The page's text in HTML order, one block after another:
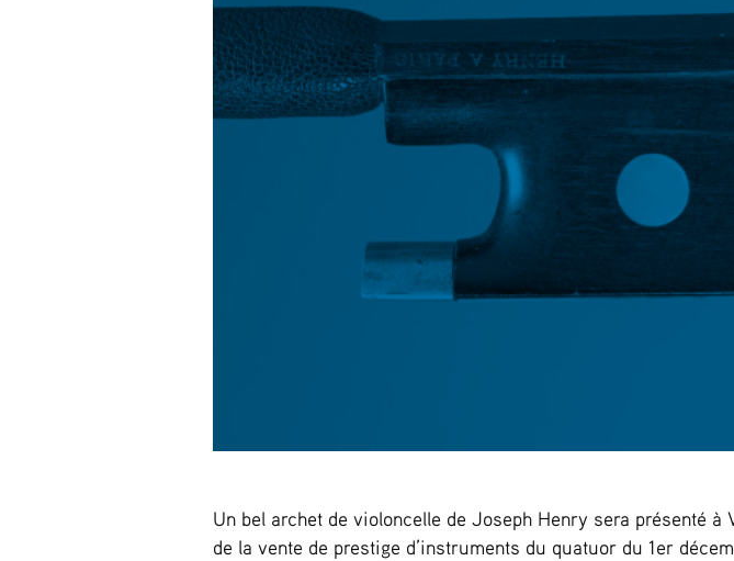
Un bel archet de violoncelle de Joseph Henry sera présenté à
de la vente de prestige d’instruments du quatuor du 1er